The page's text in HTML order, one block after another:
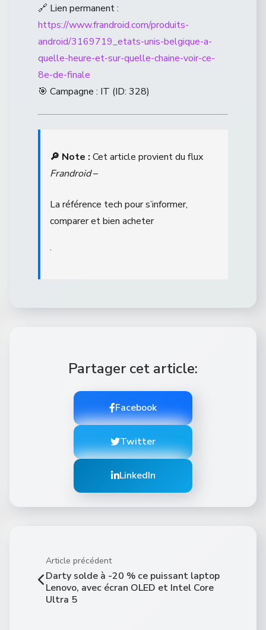
🔗 Lien permanent :
https://www.frandroid.com/produits-
android/3169719_etats-unis-belgique-a-
quelle-heure-et-sur-quelle-chaine-voir-ce-
8e-de-finale
🎯 Campagne : IT (ID: 328)
🔎 Note : Cet article provient du flux
Frandroid–
La référence tech pour s’informer,
comparer et bien acheter
.
Partager cet article:
Facebook
Twitter
LinkedIn
Article précédent
Darty solde à -20 % ce puissant laptop
Lenovo, avec écran OLED et Intel Core
Ultra 5